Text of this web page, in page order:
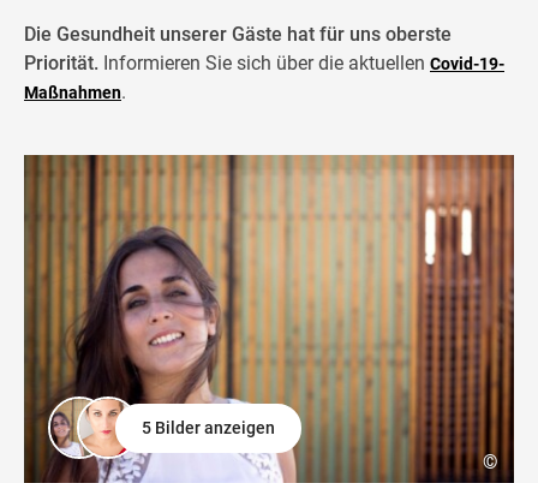
Die Gesundheit unserer Gäste hat für uns oberste
Priorität. Informieren Sie sich über die aktuellen Covid-19-
Maßnahmen.
©
5 Bilder anzeigen